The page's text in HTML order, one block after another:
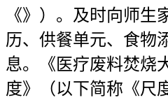
《》）。及时向师生
历、供餐单元、食物
息。《医疗废料焚烧
度》（以下简称《尺